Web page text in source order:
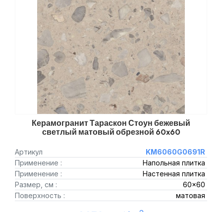
Керамогранит Тараскон Стоун бежевый
светлый матовый обрезной 60x60
Артикул
KM6060G0691R
Применение :
Напольная плитка
Применение :
Настенная плитка
Размер, см :
60x60
Поверхность :
матовая